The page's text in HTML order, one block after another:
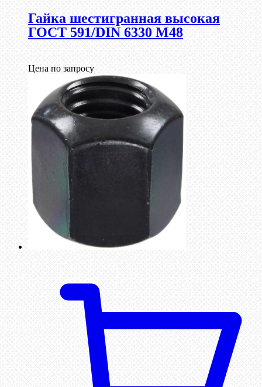
Гайка шестигранная высокая
ГОСТ 591/DIN 6330 М48
Цена по запросу